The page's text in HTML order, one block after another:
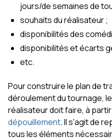
jours/de semaines de
souhaits du réalisateur ;
disponibilités des
disponibilités et écarts
etc.
Pour construire le plan de
déroulement du tournage,
réalisateur doit faire, à
dépouillement. Il s'agit de
tous les éléments